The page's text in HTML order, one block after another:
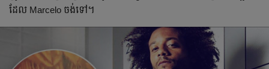
ដែល Marcelo ចង់ទៅ។